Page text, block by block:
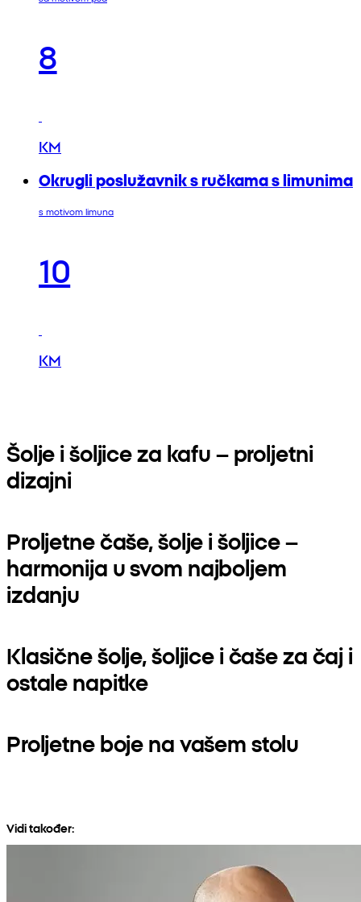
8
KM
Okrugli poslužavnik s ručkama s limunima
s motivom limuna
10
KM
Šolje i šoljice za kafu – proljetni
dizajni
Proljetne čaše, šolje i šoljice –
harmonija u svom najboljem
izdanju
Klasične šolje, šoljice i čaše za čaj i
ostale napitke
Proljetne boje na vašem stolu
Vidi također: